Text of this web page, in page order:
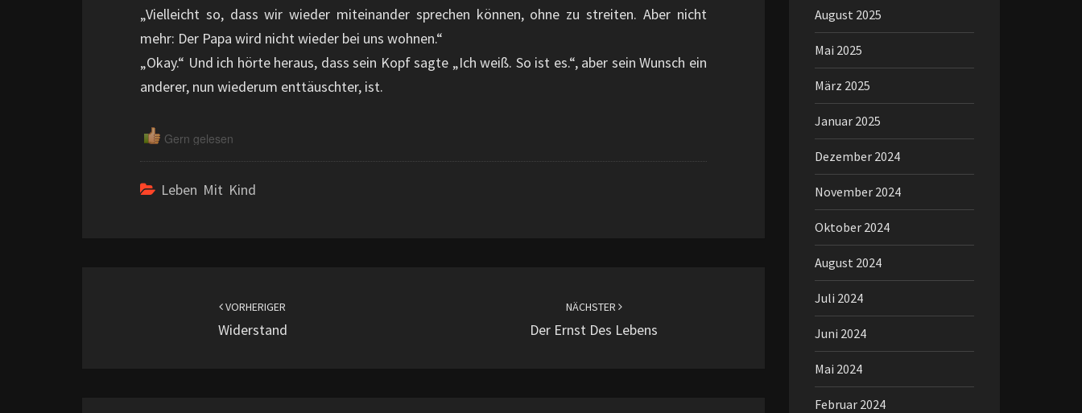
„Vielleicht so, dass wir wieder miteinander sprechen können, ohne zu streiten. Aber nicht
mehr: Der Papa wird nicht wieder bei uns wohnen.“
„Okay.“ Und ich hörte heraus, dass sein Kopf sagte „Ich weiß. So ist es.“, aber sein Wunsch ein
anderer, nun wiederum enttäuschter, ist.
Gern gelesen
Leben Mit Kind
VORHERIGER
Widerstand
NÄCHSTER
Der Ernst Des Lebens
August 2025
Mai 2025
März 2025
Januar 2025
Dezember 2024
November 2024
Oktober 2024
August 2024
Juli 2024
Juni 2024
Mai 2024
Februar 2024